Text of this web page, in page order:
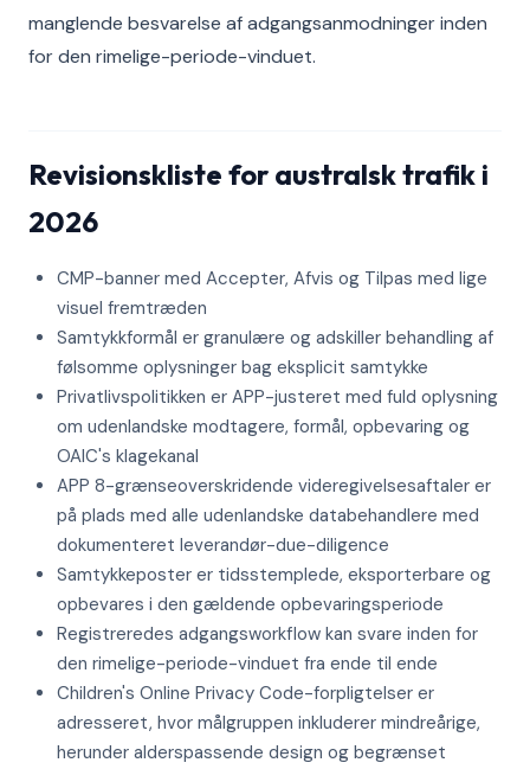
manglende besvarelse af adgangsanmodninger inden
for den rimelige-periode-vinduet.
Revisionskliste for australsk trafik i
2026
CMP-banner med Accepter, Afvis og Tilpas med lige
visuel fremtræden
Samtykkformål er granulære og adskiller behandling af
følsomme oplysninger bag eksplicit samtykke
Privatlivspolitikken er APP-justeret med fuld oplysning
om udenlandske modtagere, formål, opbevaring og
OAIC's klagekanal
APP 8-grænseoverskridende videregivelsesaftaler er
på plads med alle udenlandske databehandlere med
dokumenteret leverandør-due-diligence
Samtykkeposter er tidsstemplede, eksporterbare og
opbevares i den gældende opbevaringsperiode
Registreredes adgangsworkflow kan svare inden for
den rimelige-periode-vinduet fra ende til ende
Children's Online Privacy Code-forpligtelser er
adresseret, hvor målgruppen inkluderer mindreårige,
herunder alderspassende design og begrænset